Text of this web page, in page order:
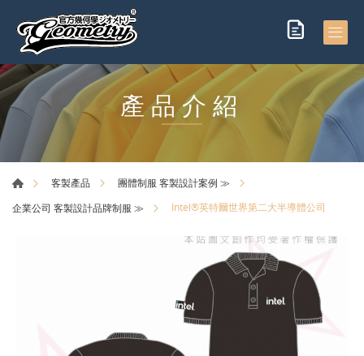
產品介紹
客製產品
團體制服 客製設計案例 ≫
企業公司 客製設計品牌制服 ≫
Intel®英特爾世界第二大半導體公司